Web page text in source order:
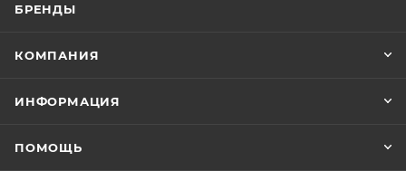
БРЕНДЫ
КОМПАНИЯ
ИНФОРМАЦИЯ
ПОМОЩЬ